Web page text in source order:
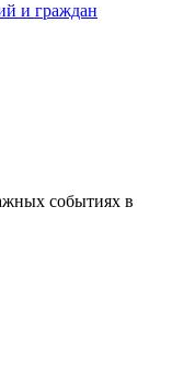
и граждан
событиях в